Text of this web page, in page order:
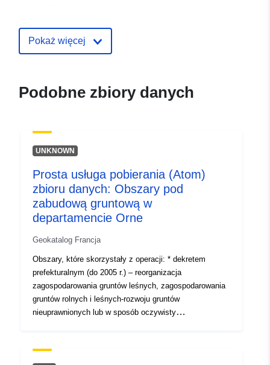
Identyfikatory:
339f-4c91-aa81-
455b-b1ef-a74d93864af3
Typ:
Zasób:
http://inspire.ec.europa.eu/
codelist/SpatialDataServiceType/
Pokaż więcej
Podobne zbiory danych
UNKNOWN
Prosta usługa pobierania (Atom)
zbioru danych: Obszary pod
zabudową gruntową w
departamencie Orne
Geokatalog Francja
Obszary, które skorzystały z operacji: * dekretem
prefekturalnym (do 2005 r.) – reorganizacja
zagospodarowania gruntów leśnych, zagospodarowania
gruntów rolnych i leśnych-rozwoju gruntów
nieuprawnionych lub w sposób oczywisty
gruntów rolnych i leśnych oraz polubowne przekazanie